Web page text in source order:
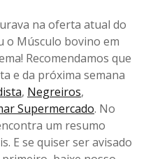
na oferta atual do
o Músculo bovino em
Recomendamos que
e da próxima semana
, Negreiros,
Supermercado. No
um resumo
E se quiser ser avisado